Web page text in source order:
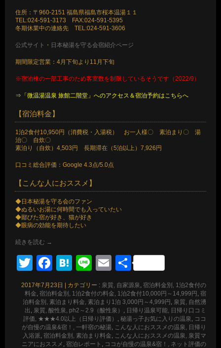
住所：〒960-2151 福島県福島市桜本温湯１１
TEL:024-591-3173 FAX:024-591-5395
冬期休業中の連絡先 TEL:024-591-3606
公式サイト ・ 日本秘湯を守る会宿紹介ページ
期間限定営業：4月下旬より11月下旬
※宿泊棟の一部工事のため客室数を制限しているそうです（2022/9）
⇒「微温湯温泉 旅館二階堂」へのアクセス＆宿泊予約はこちらへ
【宿泊料金】
1泊2食付10,950円（消費税・入湯税） お一人様〇 素泊まり〇 湯
治〇 自炊〇
素泊り（自炊）4,503円 長期滞在（5泊以上）7,926円
口コミ総合評価：Google 4.3点/5.0点
【こんな人におススメ】
◆日本秘湯を守る会のファン
◆ぬるいお湯に何時間でも入っていたい
◆鄙びた宿が好き、猫が好き
◆眼病の効能を期待したい
続きを読む →
TwitterFacebook
Hatena
LineEmail
共
有
2017年7月23日 | カテゴリー : 泉質, 自家源泉 宿泊料金別, 1泊2食付の
料金 宿泊料金別, 1泊2食付の料金, 1泊2食付10,000円～14,999円 宿
泊料金別, 素泊まり料金, 素泊まり1泊 3,000円～4,999円 泉質, 自然湧
出
泉質, 酸性泉, ph2～2.9（酸性泉）
日帰り温泉可能, 日帰り口コミ
評価, ★★★4.0以上（日帰り評価）
秘湯っ子お気に入りの温泉
ココ
が自慢の温泉&宿！, 一軒宿の秘湯
こんな人におススメの温泉, 日帰り
入浴派 宿泊料金別, 素泊まり料金
こんな人におススメの温泉, 泉質マ
ニアにおススメ 宿泊レポート
ココが自慢の温泉&宿！, ネット評価の